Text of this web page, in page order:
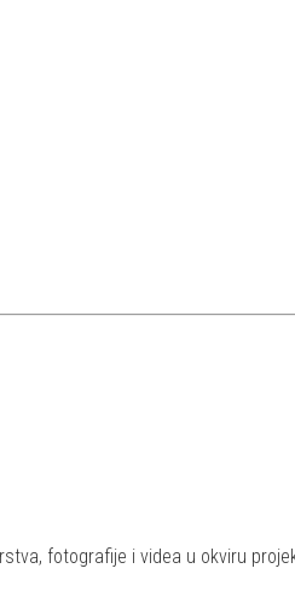
fotografije i videa u okviru